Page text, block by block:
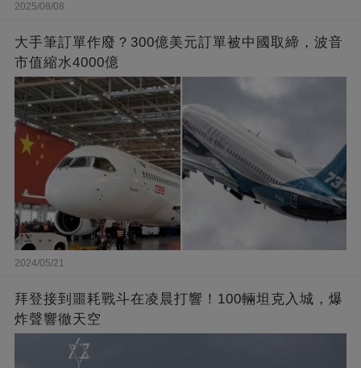
2025/08/08
大手筆訂單作廢？300億美元訂單被中國取締，波音
市值縮水4000億
2024/05/21
拜登接到噩耗戰斗在凌晨打響！100輛坦克入城，爆
炸聲響徹天空